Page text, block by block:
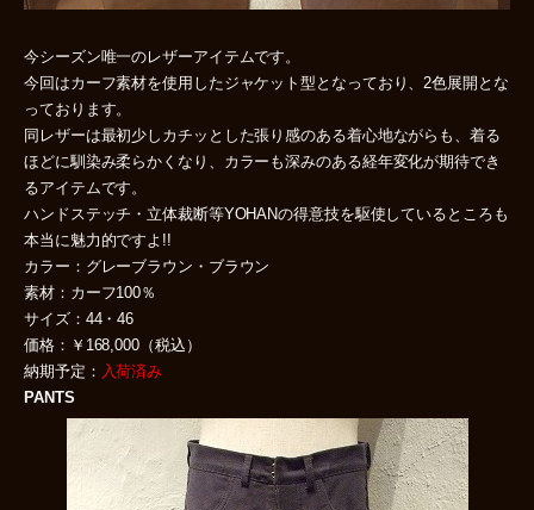
今シーズン唯一のレザーアイテムです。
今回はカーフ素材を使用したジャケット型となっており、2色展開とな
っております。
同レザーは最初少しカチッとした張り感のある着心地ながらも、着る
ほどに馴染み柔らかくなり、カラーも深みのある経年変化が期待でき
るアイテムです。
ハンドステッチ・立体裁断等YOHANの得意技を駆使しているところも
本当に魅力的ですよ!!
カラー：グレーブラウン・ブラウン
素材：カーフ100％
サイズ：44・46
価格：￥168,000（税込）
納期予定： 入荷済み
PANTS